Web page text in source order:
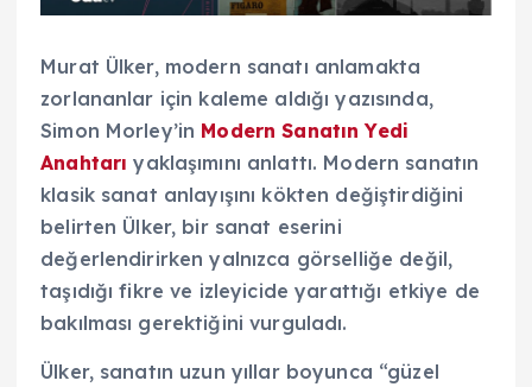
Murat Ülker, modern sanatı anlamakta
zorlananlar için kaleme aldığı yazısında,
Simon Morley’in Modern Sanatın Yedi
Anahtarı yaklaşımını anlattı. Modern sanatın
klasik sanat anlayışını kökten değiştirdiğini
belirten Ülker, bir sanat eserini
değerlendirirken yalnızca görselliğe değil,
taşıdığı fikre ve izleyicide yarattığı etkiye de
bakılması gerektiğini vurguladı.
Ülker, sanatın uzun yıllar boyunca “güzel